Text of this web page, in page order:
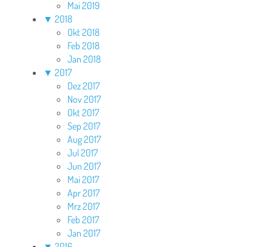
Mai 2019
▼ 2018
Okt 2018
Feb 2018
Jan 2018
▼ 2017
Dez 2017
Nov 2017
Okt 2017
Sep 2017
Aug 2017
Jul 2017
Jun 2017
Mai 2017
Apr 2017
Mrz 2017
Feb 2017
Jan 2017